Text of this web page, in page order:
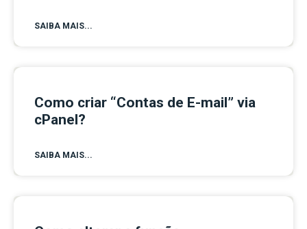
SAIBA MAIS...
Como criar “Contas de E-mail” via
cPanel?
SAIBA MAIS...